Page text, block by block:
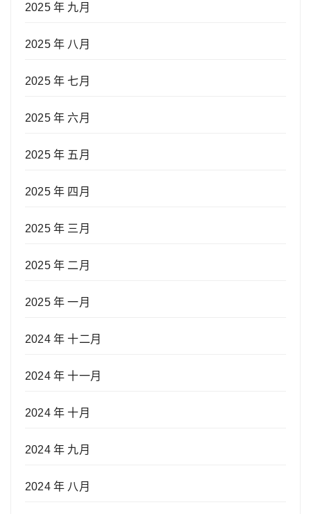
2025 年 九月
2025 年 八月
2025 年 七月
2025 年 六月
2025 年 五月
2025 年 四月
2025 年 三月
2025 年 二月
2025 年 一月
2024 年 十二月
2024 年 十一月
2024 年 十月
2024 年 九月
2024 年 八月